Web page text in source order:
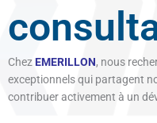
Chez EMERILLON, nous
exceptionnels qui partagent
contribuer activement à un